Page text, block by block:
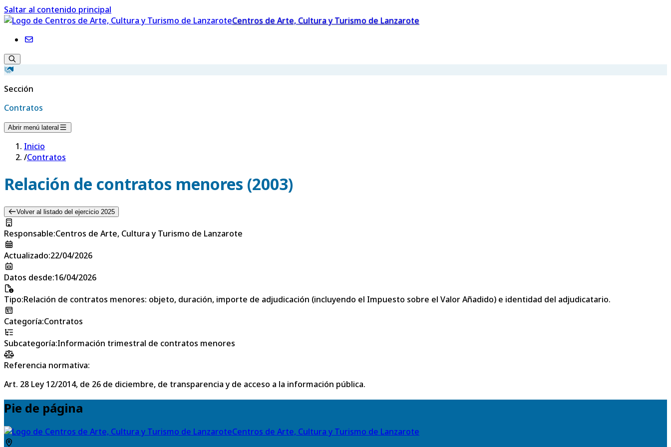
Saltar al contenido principal
Centros de Arte, Cultura y Turismo de Lanzarote
Sección
Contratos
Abrir menú lateral
Inicio
/Contratos
Relación de contratos menores (2003)
Volver al listado del ejercicio 2025
Responsable:Centros de Arte, Cultura y Turismo de Lanzarote
Actualizado:22/04/2026
Datos desde:16/04/2026
Tipo:Relación de contratos menores: objeto, duración, importe de adjudicación (incluyendo el Impuesto sobre el Valor Añadido) e identidad del adjudicatario.
Categoría:Contratos
Subcategoría:Información trimestral de contratos menores
Referencia normativa:
Art. 28 Ley 12/2014, de 26 de diciembre, de transparencia y de acceso a la información pública.
Pie de página
Centros de Arte, Cultura y Turismo de Lanzarote